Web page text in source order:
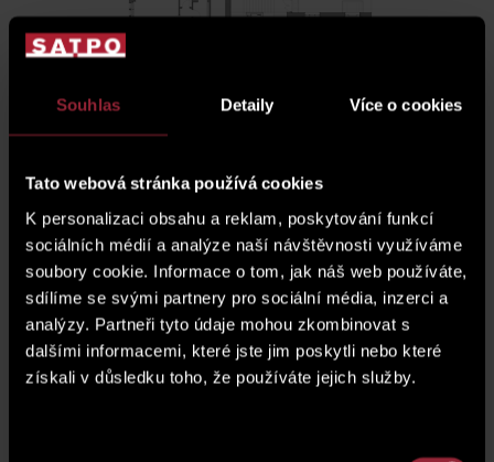
Souhlas Detaily Více o cookies
Tato webová stránka používá cookies
K personalizaci obsahu a reklam, poskytování funkcí
sociálních médií a analýze naší návštěvnosti využíváme
soubory cookie. Informace o tom, jak náš web používáte,
sdílíme se svými partnery pro sociální média, inzerci a
analýzy. Partneři tyto údaje mohou zkombinovat s
dalšími informacemi, které jste jim poskytli nebo které
získali v důsledku toho, že používáte jejich služby.